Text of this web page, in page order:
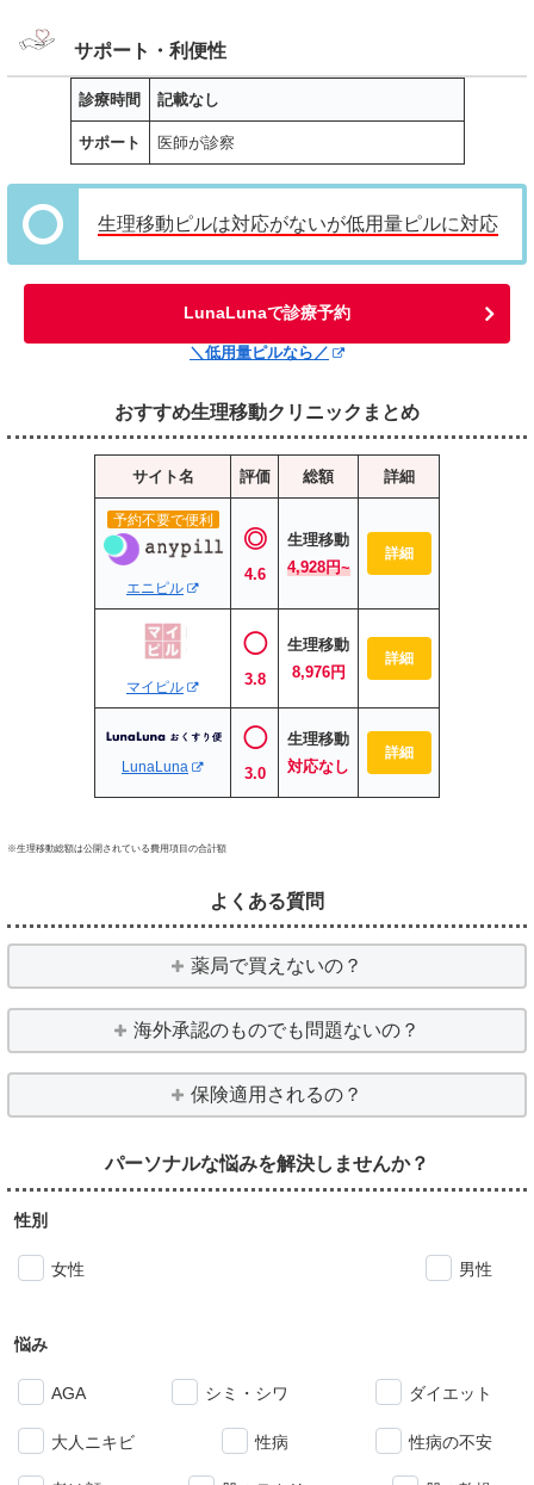
サポート・利便性
診療時間 記載なし
サポート 医師が診察
生理移動ピルは対応がないが低用量ピルに対応
LunaLunaで診療予約
＼低用量ピルなら／
おすすめ生理移動クリニックまとめ
サイト名 評価 総額 詳細
予約不要で便利
エニピル
◎
4.6
生理移動
4,928円~
詳細
マイピル
◯
3.8
生理移動
8,976円
詳細
LunaLuna
◯
3.0
生理移動
対応なし
詳細
※生理移動総額は公開されている費用項目の合計額
よくある質問
薬局で買えないの？
海外承認のものでも問題ないの？
保険適用されるの？
パーソナルな悩みを解決しませんか？
性別
女性 男性
悩み
AGA シミ・シワ ダイエット
大人ニキビ 性病 性病の不安